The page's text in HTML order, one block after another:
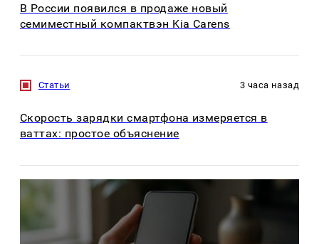
В России появился в продаже новый
семиместный компактвэн Kia Carens
Статьи 3 часа назад
Скорость зарядки смартфона измеряется в
ваттах: простое объяснение